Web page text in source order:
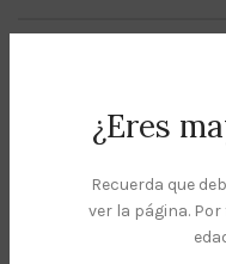
¿Eres
Recuerda que
ver la página.
Bang
Lemon